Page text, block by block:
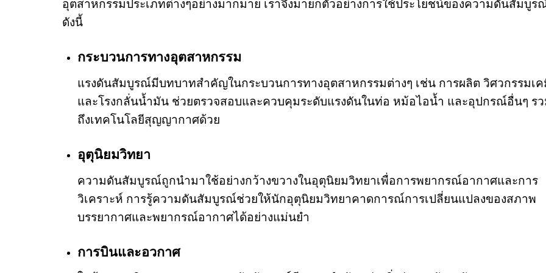
อุตสาหกรรมประเภทต่างๆอย่างมากมาย เราจึงมายกตัวอย่างการใช้ประโยชน์ของความดันสัมบูร
ดังนี้
กระบวนการทางอุตสาหกรรม
แรงดันสัมบูรณ์มีบทบาทสำคัญในกระบวนการทางอุตสาหกรรมต่างๆ เช่น การผลิต วิศวกรรมเค
และโรงกลั่นน้ำมัน ช่วยตรวจสอบและควบคุมระดับแรงดันในท่อ หม้อไอน้ำ และอุปกรณ์อื่นๆ รว
ถึงเทคโนโลยีสุญญากาศด้วย
อุตุนิยมวิทยา
ความดันสัมบูรณ์ถูกนำมาใช้อย่างกว้างขวางในอุตุนิยมวิทยาเพื่อการพยากรณ์อากาศและการ
วิเคราะห์ การรู้ความดันสัมบูรณ์ช่วยให้นักอุตุนิยมวิทยาคาดการณ์การเปลี่ยนแปลงของสภาพ
บรรยากาศและพยากรณ์อากาศได้อย่างแม่นยำ
การบินและอวกาศ